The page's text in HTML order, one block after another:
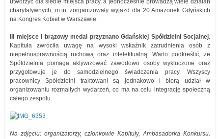
utworzyć dla siebie miejsca pracy, a jednocześnie prowadzą wiele działań
charytatywnych, m.in. zorganizowały wyjazd dla 20 Amazonek Gdyńskich
na Kongres Kobiet w Warszawie.
III miejsce i brązowy medal przyznano Gdańskiej Spółdzielni Socjalnej.
Kapituła zwróciła uwagę na wysoki wskaźnik zatrudnienia osób z
niepełnosprawnością ruchową oraz intelektualną. Warto podkreślić, że
Spółdzielnia pomaga aktywizować zawodowo osoby wykluczone oraz
przygotowuje je do samodzielnego świadczenia pracy. Wszyscy
pracownicy Spółdzielni traktowani są jednakowo i biorą udział w
organizowaniu rozmaitych wydarzeń, co ma na celu integrację społeczną
całego zespołu.
Na zdjęciu: organizatorzy, członkowie Kapituły, Ambasadorka Konkursu.